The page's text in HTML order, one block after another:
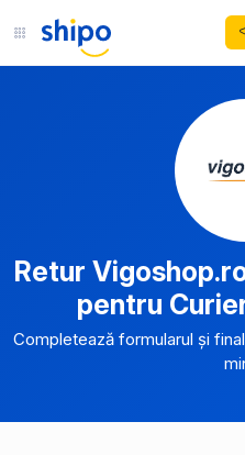
Retur
pentru
Completează formularul și